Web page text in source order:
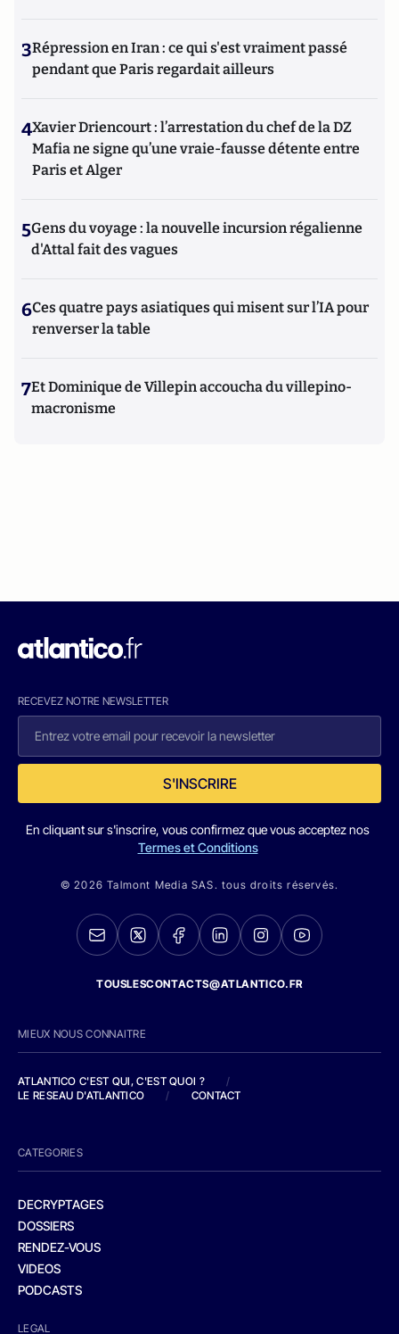
3Répression en Iran : ce qui s'est vraiment passé
pendant que Paris regardait ailleurs
4Xavier Driencourt : l’arrestation du chef de la DZ
Mafia ne signe qu’une vraie-fausse détente entre
Paris et Alger
5Gens du voyage : la nouvelle incursion régalienne
d'Attal fait des vagues
6Ces quatre pays asiatiques qui misent sur l’IA pour
renverser la table
7Et Dominique de Villepin accoucha du villepino-
macronisme
RECEVEZ NOTRE NEWSLETTER
S'INSCRIRE
En cliquant sur s'inscrire, vous confirmez que vous acceptez nos
Termes et Conditions
© 2026 Talmont Media SAS. tous droits réservés.
TOUSLESCONTACTS@ATLANTICO.FR
MIEUX NOUS CONNAITRE
ATLANTICO C'EST QUI, C'EST QUOI ?
/
LE RESEAU D'ATLANTICO
/ CONTACT
CATEGORIES
DECRYPTAGES
DOSSIERS
RENDEZ-VOUS
VIDEOS
PODCASTS
LEGAL